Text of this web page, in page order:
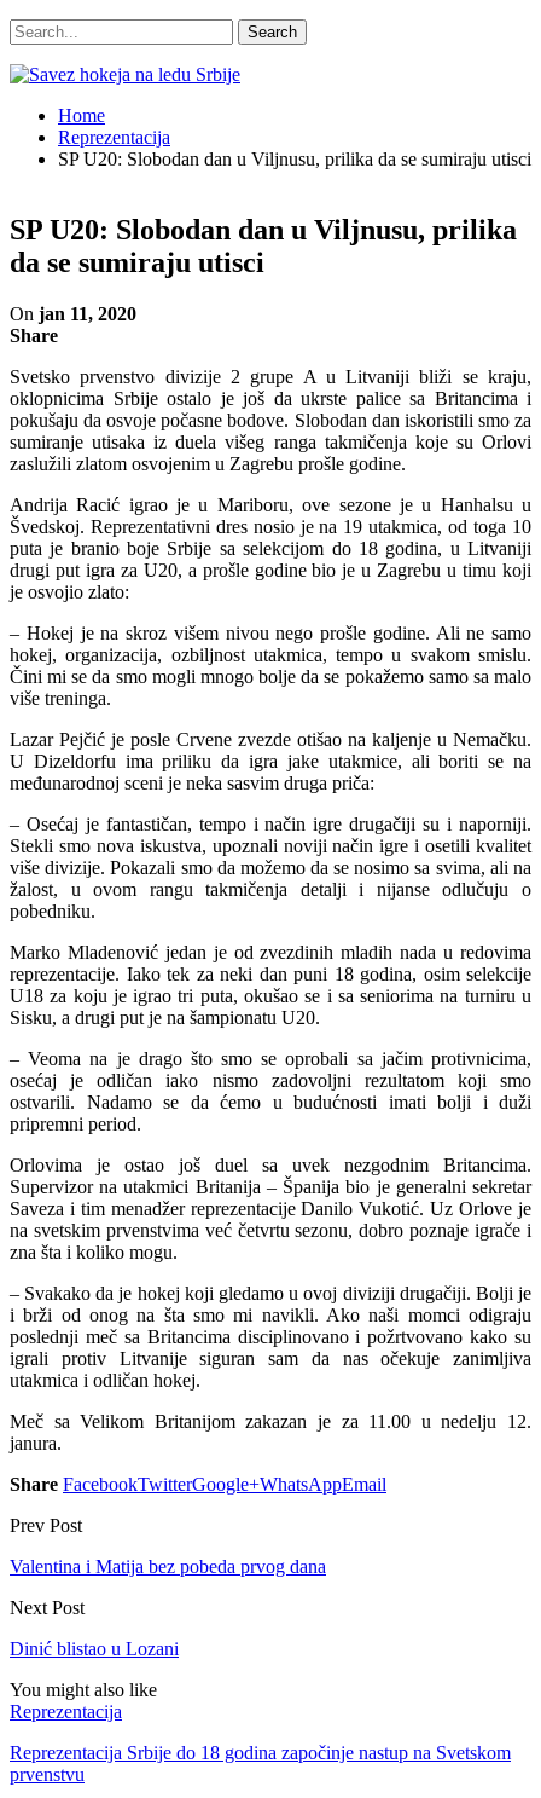
Home
Reprezentacija
SP U20: Slobodan dan u Viljnusu, prilika da se sumiraju utisci
SP U20: Slobodan dan u Viljnusu, prilika
da se sumiraju utisci
On jan 11, 2020
Share
Svetsko prvenstvo divizije 2 grupe A u Litvaniji bliži se kraju,
oklopnicima Srbije ostalo je još da ukrste palice sa Britancima i
pokušaju da osvoje počasne bodove. Slobodan dan iskoristili smo za
sumiranje utisaka iz duela višeg ranga takmičenja koje su Orlovi
zaslužili zlatom osvojenim u Zagrebu prošle godine.
Andrija Racić igrao je u Mariboru, ove sezone je u Hanhalsu u
Švedskoj. Reprezentativni dres nosio je na 19 utakmica, od toga 10
puta je branio boje Srbije sa selekcijom do 18 godina, u Litvaniji
drugi put igra za U20, a prošle godine bio je u Zagrebu u timu koji
je osvojio zlato:
– Hokej je na skroz višem nivou nego prošle godine. Ali ne samo
hokej, organizacija, ozbiljnost utakmica, tempo u svakom smislu.
Čini mi se da smo mogli mnogo bolje da se pokažemo samo sa malo
više treninga.
Lazar Pejčić je posle Crvene zvezde otišao na kaljenje u Nemačku.
U Dizeldorfu ima priliku da igra jake utakmice, ali boriti se na
međunarodnoj sceni je neka sasvim druga priča:
– Osećaj je fantastičan, tempo i način igre drugačiji su i naporniji.
Stekli smo nova iskustva, upoznali noviji način igre i osetili kvalitet
više divizije. Pokazali smo da možemo da se nosimo sa svima, ali na
žalost, u ovom rangu takmičenja detalji i nijanse odlučuju o
pobedniku.
Marko Mladenović jedan je od zvezdinih mladih nada u redovima
reprezentacije. Iako tek za neki dan puni 18 godina, osim selekcije
U18 za koju je igrao tri puta, okušao se i sa seniorima na turniru u
Sisku, a drugi put je na šampionatu U20.
– Veoma na je drago što smo se oprobali sa jačim protivnicima,
osećaj je odličan iako nismo zadovoljni rezultatom koji smo
ostvarili. Nadamo se da ćemo u budućnosti imati bolji i duži
pripremni period.
Orlovima je ostao još duel sa uvek nezgodnim Britancima.
Supervizor na utakmici Britanija – Španija bio je generalni sekretar
Saveza i tim menadžer reprezentacije Danilo Vukotić. Uz Orlove je
na svetskim prvenstvima već četvrtu sezonu, dobro poznaje igrače i
zna šta i koliko mogu.
– Svakako da je hokej koji gledamo u ovoj diviziji drugačiji. Bolji je
i brži od onog na šta smo mi navikli. Ako naši momci odigraju
poslednji meč sa Britancima disciplinovano i požrtvovano kako su
igrali protiv Litvanije siguran sam da nas očekuje zanimljiva
utakmica i odličan hokej.
Meč sa Velikom Britanijom zakazan je za 11.00 u nedelju 12.
janura.
Share FacebookTwitterGoogle+WhatsAppEmail
Prev Post
Valentina i Matija bez pobeda prvog dana
Next Post
Dinić blistao u Lozani
You might also like
Reprezentacija
Reprezentacija Srbije do 18 godina započinje nastup na Svetskom
prvenstvu